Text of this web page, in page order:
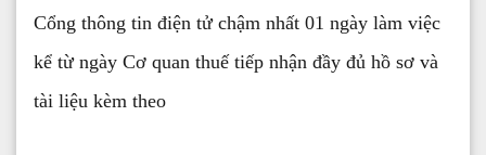
Cổng thông tin điện tử chậm nhất 01 ngày làm việc
kể từ ngày Cơ quan thuế tiếp nhận đầy đủ hồ sơ và
tài liệu kèm theo